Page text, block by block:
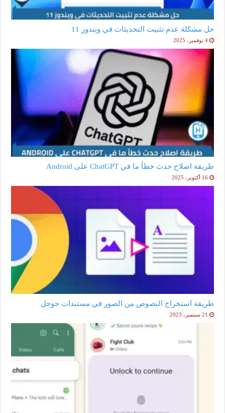
حل مشكلة عدم تثبيت التحديثات في ويندوز 11
4 نوفمبر، 2025
طريقة اصلاح حدث خطأ ما في ChatGPT على Android
16 أكتوبر، 2025
طريقة استخراج النصوص من الصور في مستندات جوجل
21 سبتمبر، 2023